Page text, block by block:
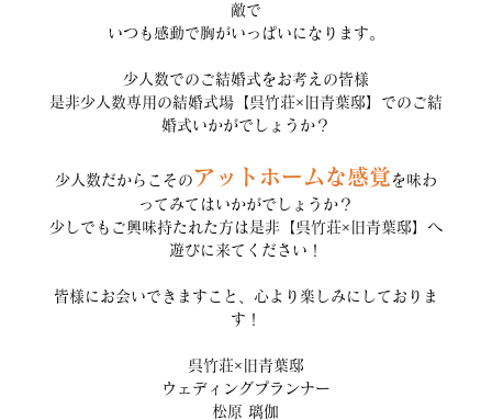
敵で
いつも感動で胸がいっぱいになります。
少人数でのご結婚式をお考えの皆様
是非少人数専用の結婚式場【呉竹荘×旧青葉邸】でのご結
婚式いかがでしょうか？
少人数だからこそのアットホームな感覚 を味わ
ってみてはいかがでしょうか？
少しでもご興味持たれた方は是非【呉竹荘×旧青葉邸】へ
遊びに来てください！
皆様にお会いできますこと、心より楽しみにしておりま
す！
呉竹荘×旧青葉邸
ウェディングプランナー
松原 璃伽